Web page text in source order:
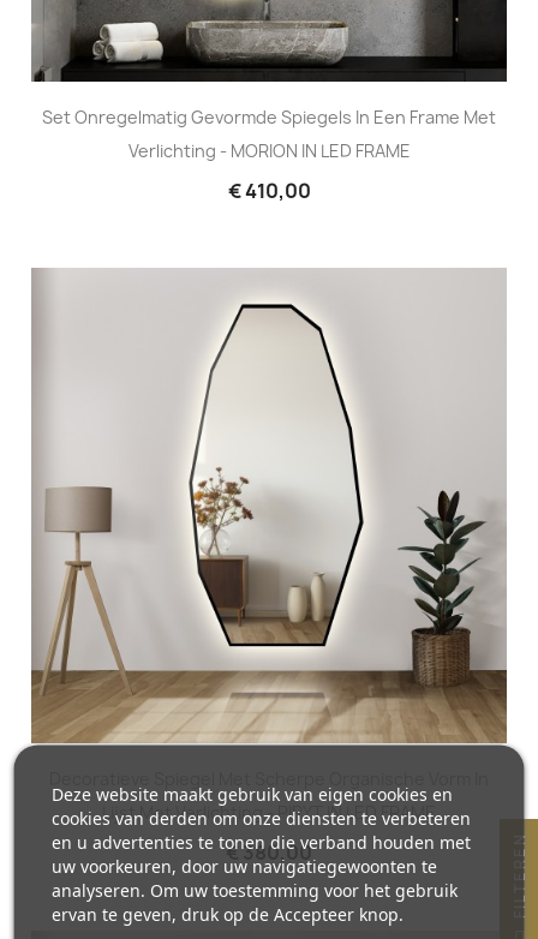
Set Onregelmatig Gevormde Spiegels In Een Frame Met
Verlichting - MORION IN LED FRAME
€ 410,00
Lijst Met Verlichting - PIRYT IN LED FRAME
€ 380,00
Deze website maakt gebruik van eigen cookies en
cookies van derden om onze diensten te verbeteren
en u advertenties te tonen die verband houden met
uw voorkeuren, door uw navigatiegewoonten te
analyseren. Om uw toestemming voor het gebruik
ervan te geven, druk op de Accepteer knop.
N